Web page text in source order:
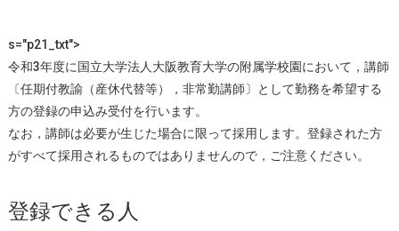
s="p21_txt">
令和3年度に国立大学法人大阪教育大学の附属学校園において，講師
〔任期付教諭（産休代替等），非常勤講師〕として勤務を希望する
方の登録の申込み受付を行います。
なお，講師は必要が生じた場合に限って採用します。登録された方
がすべて採用されるものではありませんので，ご注意ください。
登録できる人